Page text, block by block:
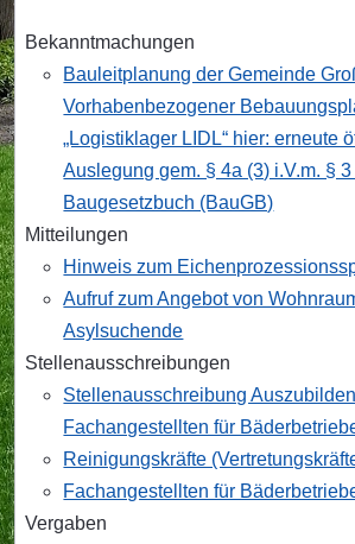
Bekanntmachungen
Bauleitplanung der Gemeinde
Vorhabenbezogener
„Logistiklager LIDL“ hier: erneute
Auslegung gem. § 4a (3) i.V.m. § 3
Baugesetzbuch (BauGB)
Mitteilungen
Hinweis zum
Aufruf zum Angebot von
Asylsuchende
Stellenausschreibungen
Stellenausschreibung
Fachangestellten für
Reinigungskräfte
Fachangestellten für
Vergaben